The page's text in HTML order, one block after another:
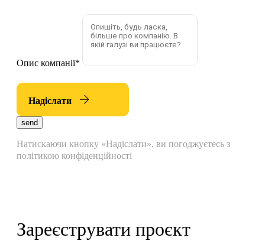
Опис компанії*
Надіслати
send
Натискаючи кнопку «Надіслати», ви погоджуєтесь з
політикою конфіденційності
Зареєструвати проєкт